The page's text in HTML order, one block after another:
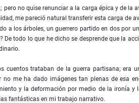
no quise renunciar a la carga épica y de la
me pareció natural transferir esta carga de
a los árboles, un guerrero partido en dos por
todo lo que he dicho se desprende que la
cuentos trataban de la guerra partisana; era
me ha dado imágenes tan plenas de esa
y la deformación por medio de la ironía y
fantásticas en mi trabajo narrativo.